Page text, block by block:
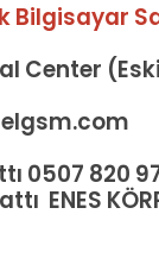
0507 820
ENES